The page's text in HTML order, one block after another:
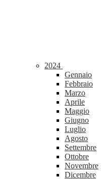
2024
Gennaio
Febbraio
Marzo
Aprile
Maggio
Giugno
Luglio
Agosto
Settembre
Ottobre
Novembre
Dicembre